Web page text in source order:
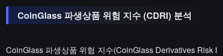
CoinGlass 파생상품 위험 지수 (CDRI) 분석
CoinGlass 파생상품 위험 지수(CoinGlass Derivatives Risk I